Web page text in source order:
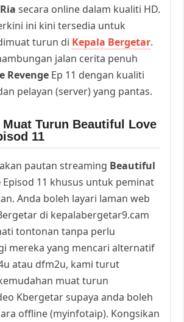
secara online dalam kualiti HD.
ini kini tersedia untuk
turun di Kepala Bergetar.
jalan cerita penuh
Revenge Ep 11 dengan kualiti
pelayan (server) yang pantas.
Muat Turun Beautiful Love
11
pautan streaming Beautiful
Episod 11 khusus untuk peminat
Anda boleh layari laman web
di kepalabergetar9.cam
tontonan tanpa perlu
mereka yang mencari alternatif
atau dfm2u, kami turut
muat turun
Kbergetar supaya anda boleh
offline (myinfotaip). Kongsikan